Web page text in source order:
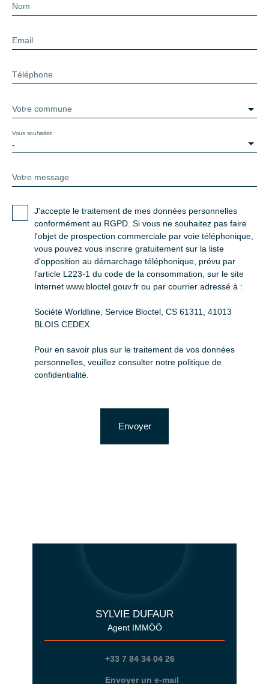
Nom
Email
Téléphone
Votre commune
-
Vous souhaitez
Votre message
J'accepte le traitement de mes données personnelles
conformément au RGPD. Si vous ne souhaitez pas faire
l'objet de prospection commerciale par voie téléphonique,
vous pouvez vous inscrire gratuitement sur la liste
d'opposition au démarchage téléphonique, prévu par
l'article L223-1 du code de la consommation, sur le site
Internet www.bloctel.gouv.fr ou par courrier adressé à :
Société Worldline, Service Bloctel, CS 61311, 41013
BLOIS CEDEX.
Pour en savoir plus sur le traitement de vos données
personnelles, veuillez consulter notre politique de
confidentialité
Envoyer
SYLVIE DUFAUR
Agent IMMÖÖ
+33 7 84 34 04 26
Envoyer un e-mail